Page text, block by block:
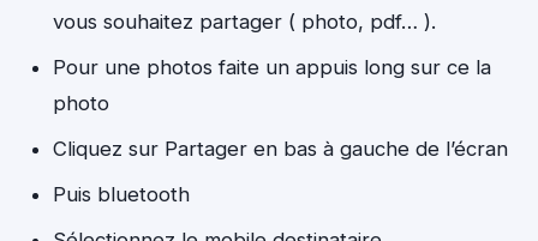
vous souhaitez partager ( photo, pdf… ).
Pour une photos faite un appuis long sur ce la
photo
Cliquez sur Partager en bas à gauche de l’écran
Puis bluetooth